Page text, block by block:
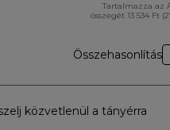
Tartalmazza az
összegét 13 534 Ft
Összehasonlítás
közvetlenül a tányérra